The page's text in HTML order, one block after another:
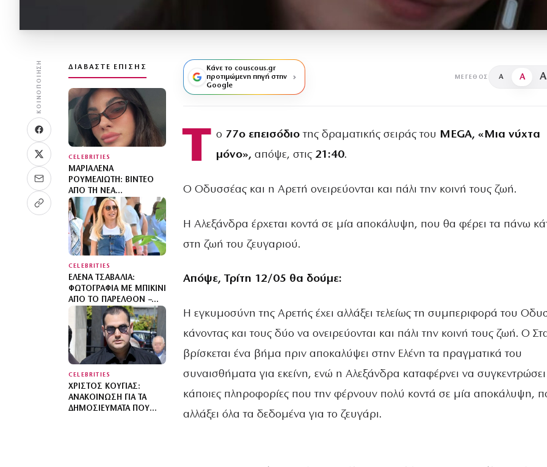
ΚΟΙΝΟΠΟΊΗΣΗ ΔΙΑΒΆΣΤΕ ΕΠΊΣΗΣ
CELEBRITIES
ΜΑΡΙΑΛΈΝΑ
ΡΟΥΜΕΛΙΏΤΗ: ΒΊΝΤΕΟ
ΑΠΌ ΤΗ ΝΈΑ
ΚΑΘΗΜΕΡΙΝΌΤΗΤΆ ΤΗΣ
ΑΓΚΑΛΙΆ ΜΕ ΤΟΝ ΓΙΟ ΤΗΣ
CELEBRITIES
ΈΛΕΝΑ ΤΣΑΒΑΛΙΆ:
ΦΩΤΟΓΡΑΦΊΑ ΜΕ ΜΠΙΚΊΝΙ
ΑΠΌ ΤΟ ΠΑΡΕΛΘΌΝ –
«ΑΠΌ ΤΌΤΕ ΈΧΩ ΝΑ ΠΆΩ
ΔΙΑΚΟΠΈΣ»
CELEBRITIES
ΧΡΊΣΤΟΣ ΚΟΎΓΙΑΣ:
ΑΝΑΚΟΊΝΩΣΗ ΓΙΑ ΤΑ
ΔΗΜΟΣΙΕΎΜΑΤΑ ΠΟΥ
Κάνε το couscous.gr
προτιμώμενη πηγή στην
Google
ΜΈΓΕΘΟΣ A A A
Τ ο 77ο επεισόδιοτης δραματικής σειράς του MEGA, «Μια νύχτα
μόνο», απόψε, στις21:40.
Ο Οδυσσέας και η Αρετή ονειρεύονται και πάλι την κοινή τους ζωή.
Η Αλεξάνδρα έρχεται κοντά σε μία αποκάλυψη, που θα φέρει τα πάνω
στη ζωή του ζευγαριού.
Απόψε, Τρίτη 12/05 θα δούμε:
Η εγκυμοσύνη της Αρετής έχει αλλάξει τελείως τη συμπεριφορά του
κάνοντας και τους δύο να ονειρεύονται και πάλι την κοινή τους ζωή. Ο
βρίσκεται ένα βήμα πριν αποκαλύψει στην Ελένη τα πραγματικά του
συναισθήματα για εκείνη, ενώ η Αλεξάνδρα καταφέρνει να συγκεντρώσει
κάποιες πληροφορίες που την φέρνουν πολύ κοντά σε μία αποκάλυψη,
αλλάξει όλα τα δεδομένα για το ζευγάρι.